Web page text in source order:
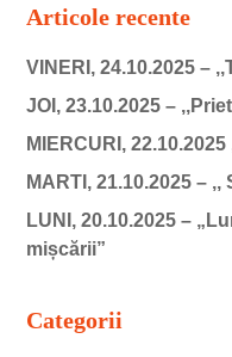
Articole recente
VINERI, 24.10.2025 –
JOI, 23.10.2025 –
MIERCURI,
MARTI, 21.10.2025 –
LUNI, 20.10.2025 –
mișcării”
Categorii